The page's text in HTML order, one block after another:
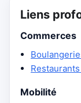
Liens
Commerces
Mobilité